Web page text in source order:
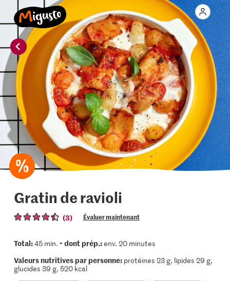
Gratin de ravioli
(3) Évaluer maintenant
Total:45 min. • dont prép.:env. 20 minutes
Valeurs nutritives par personne:protéines 23 g, lipides 29 g,
glucides 39 g, 520 kcal